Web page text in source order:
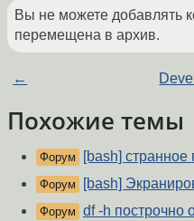
Вы не можете добавлять
перемещена в архив.
←
Похожие темы
Форум [bash] странное
Форум [bash]
Форум df -h построчно